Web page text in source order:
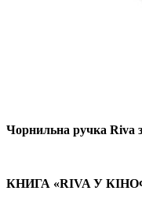
Чорнильна ручка Riva
КНИГА «RIVA У